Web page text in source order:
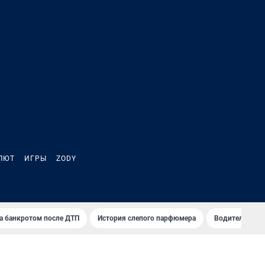
ИГРЫ ZODY
банкротом после ДТП История слепого парфюмера Водители